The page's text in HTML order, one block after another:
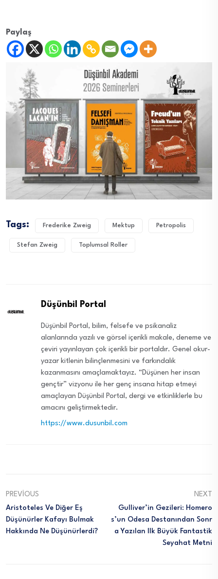
Paylaş
Tags: Frederike Zweig Mektup Petropolis
Stefan Zweig Toplumsal Roller
Düşünbil Portal
Düşünbil Portal, bilim, felsefe ve psikanaliz
alanlarında yazılı ve görsel içerikli makale, deneme ve
çeviri yayınlayan çok içerikli bir portaldır. Genel okur-
yazar kitlenin bilinçlenmesini ve farkındalık
kazanmasını amaçlamaktayız. “Düşünen her insan
gençtir” vizyonu ile her genç insana hitap etmeyi
amaçlayan Düşünbil Portal, dergi ve etkinliklerle bu
amacını geliştirmektedir.
https://www.dusunbil.com
PREVIOUS
Aristoteles Ve Diğer Eş
Düşünürler Kafayı Bulmak
Hakkında Ne Düşünürlerdi?
NEXT
Gulliver’in Gezileri: Homero
S’un Odesa Destanından Sonr
A Yazılan Ilk Büyük Fantastik
Seyahat Metni